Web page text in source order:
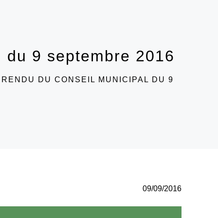
9 septembre 2016
DU CONSEIL MUNICIPAL DU 9
09/09/2016